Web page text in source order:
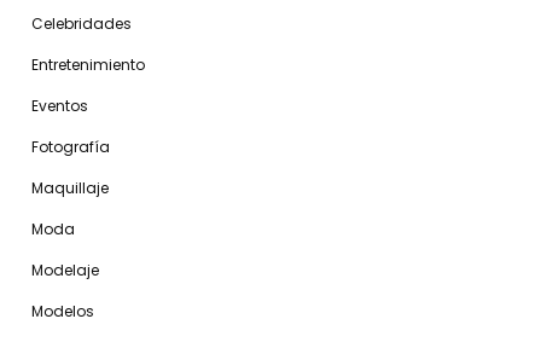
Celebridades
Entretenimiento
Eventos
Fotografía
Maquillaje
Moda
Modelaje
Modelos